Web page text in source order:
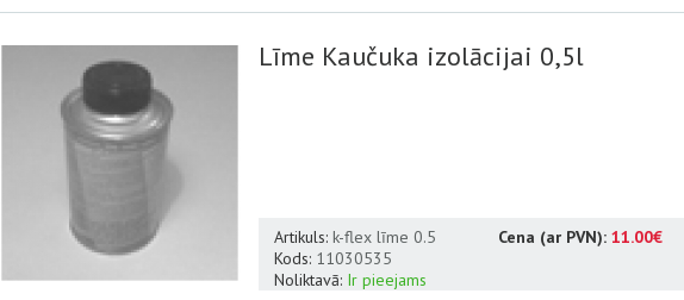
Līme Kaučuka izolācijai 0,5l
Cena (ar PVN): 11.00€
Artikuls: k-flex līme 0.5
Kods: 11030535
Noliktavā: Ir pieejams